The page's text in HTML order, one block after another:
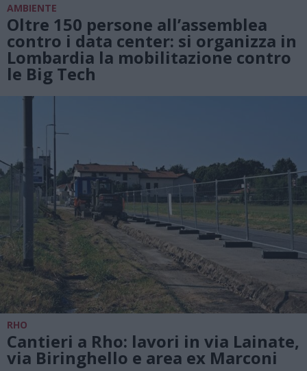
AMBIENTE
Oltre 150 persone all’assemblea
contro i data center: si organizza in
Lombardia la mobilitazione contro
le Big Tech
RHO
Cantieri a Rho: lavori in via Lainate,
via Biringhello e area ex Marconi